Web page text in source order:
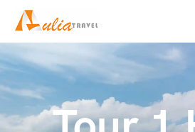
content